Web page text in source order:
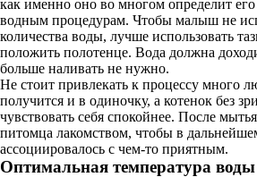
как именно оно во многом определит
водным процедурам. Чтобы малыш не
количества воды, лучше использовать
положить полотенце. Вода должна
больше наливать не нужно.
Не стоит привлекать к процессу много
получится и в одиночку, а котенок без
чувствовать себя спокойнее. После
питомца лакомством, чтобы в
ассоциировалось с чем-то приятным.
Оптимальная температура воды